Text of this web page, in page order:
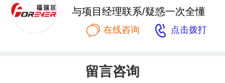
与项目经理联系/疑惑一次全懂
 在线咨询  点击拨打
留言咨询